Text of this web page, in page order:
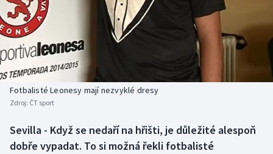
Americký fotbal
Baseball a softbal
Basketbal
Biatlon
Boby a skeleton
NEPŘEHLÉDNĚTE
Soutěže
Historické návraty
Aplikace ČT sport
AZ kvíz
Fotbalisté Leonesy mají nezvyklé dresy
Zdroj: ČT sport
Sevilla - Když se nedaří na hřišti, je důležité alespoň
dobře vypadat. To si možná řekli fotbalisté